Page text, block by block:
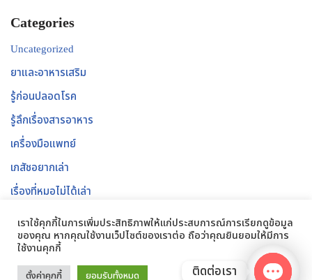
Categories
Uncategorized
ยาและอาหารเสริม
รู้ก่อนปลอดโรค
รู้ลึกเรื่องสารอาหาร
เครื่องมือแพทย์
เภสัชอยากเล่า
เรื่องที่หมอไม่ได้เล่า
เวชสำอาง
เราใช้คุกกี้ในการเพิ่มประสิทธิภาพให้แก่ประสบการณ์การเรียกดูข้อมูล
ของคุณ หากคุณใช้งานเว็ปไซต์ของเราต่อ ถือว่าคุณยินยอมให้มีการ
ใช้งานคุกกี้
ตั้งค่าคุกกี้ ยอมรับทั้งหมด ติดต่อเรา